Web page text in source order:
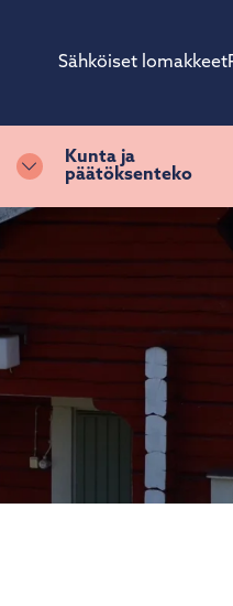
Sähköiset lomakkeet
Vaihda alasvetovalikkoa
Kunta ja
päätöksenteko